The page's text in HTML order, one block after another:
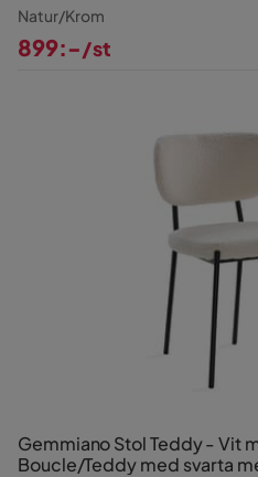
Natur/Krom
899:-/st
Gemmiano Stol Teddy - Vit
Boucle/Teddy med svarta